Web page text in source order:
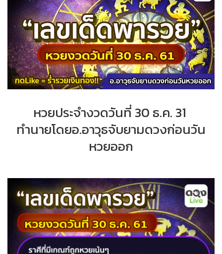
หวยประจำงวดวันที่ 30 ธ.ค. 31
ทำนายโดยอ.อาวุธจับยามดวงก่อนวัน
หวยออก